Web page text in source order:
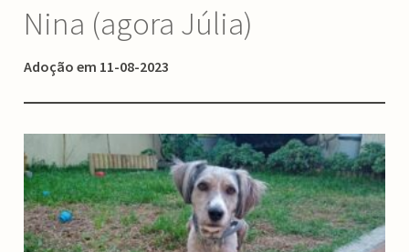
Nina (agora Júlia)
Adoção em 11-08-2023